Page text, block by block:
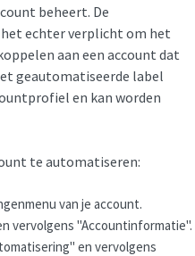
beheert. De
echter verplicht om het
aan een account dat
geautomatiseerde label
en kan worden
te automatiseren:
van je account.
vervolgens "Accountinformatie".
en vervolgens